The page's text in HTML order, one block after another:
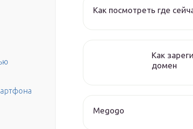
Как посмотреть где
Как
домен
Megogo